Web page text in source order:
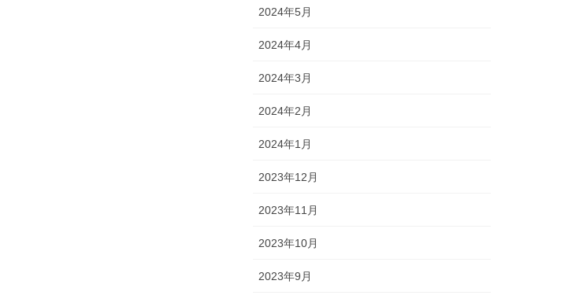
2024年5月
2024年4月
2024年3月
2024年2月
2024年1月
2023年12月
2023年11月
2023年10月
2023年9月